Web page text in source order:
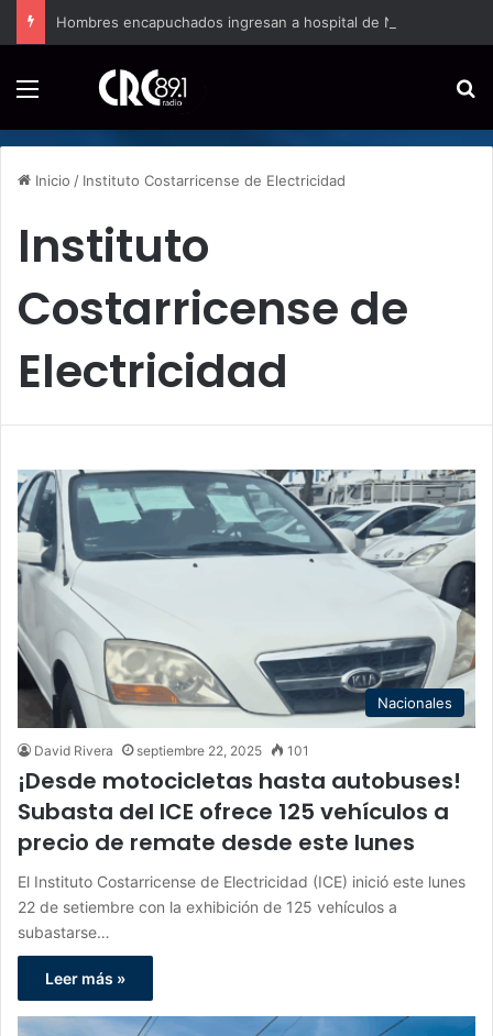
Inicio / Instituto Costarricense de Electricidad
Instituto
Costarricense de
Electricidad
Nacionales
David Rivera septiembre 22, 2025 101
¡Desde motocicletas hasta autobuses!
Subasta del ICE ofrece 125 vehículos a
precio de remate desde este lunes
El Instituto Costarricense de Electricidad (ICE) inició este lunes
22 de setiembre con la exhibición de 125 vehículos a
subastarse…
Leer más »